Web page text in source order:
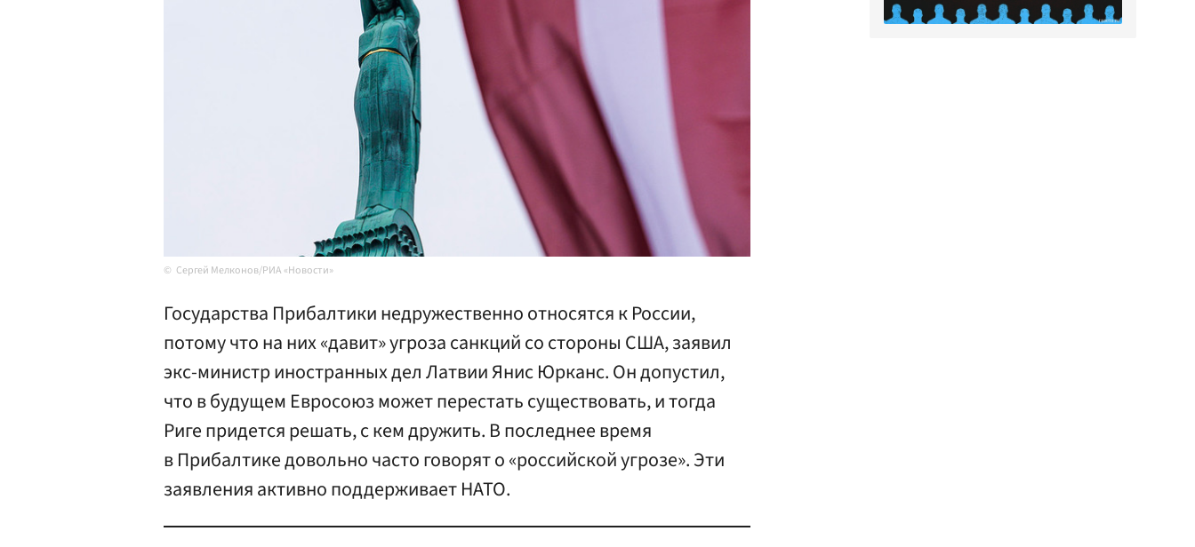
Сергей Мелконов/РИА «Новости»
Государства Прибалтики недружественно относятся к России,
потому что на них «давит» угроза санкций со стороны США, заявил
экс-министр иностранных дел Латвии Янис Юрканс. Он допустил,
что в будущем Евросоюз может перестать существовать, и тогда
Риге придется решать, с кем дружить. В последнее время
в Прибалтике довольно часто говорят о «российской угрозе». Эти
заявления активно поддерживает НАТО.